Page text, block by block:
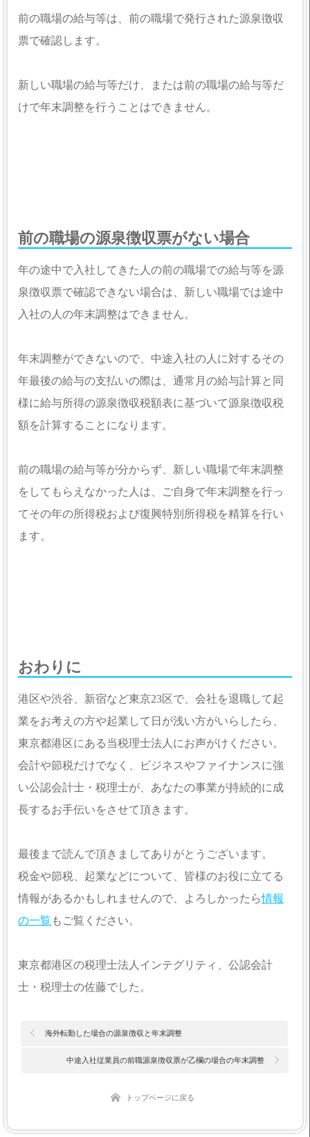
前の職場の給与等は、前の職場で発行された源泉徴収
票で確認します。
新しい職場の給与等だけ、または前の職場の給与等だ
けで年末調整を行うことはできません。
前の職場の源泉徴収票がない場合
年の途中で入社してきた人の前の職場での給与等を源
泉徴収票で確認できない場合は、新しい職場では途中
入社の人の年末調整はできません。
年末調整ができないので、中途入社の人に対するその
年最後の給与の支払いの際は、通常月の給与計算と同
様に給与所得の源泉徴収税額表に基づいて源泉徴収税
額を計算することになります。
前の職場の給与等が分からず、新しい職場で年末調整
をしてもらえなかった人は、ご自身で年末調整を行っ
てその年の所得税および復興特別所得税を精算を行い
ます。
おわりに
港区や渋谷、新宿など東京23区で、会社を退職して起
業をお考えの方や起業して日が浅い方がいらしたら、
東京都港区にある当税理士法人にお声がけください。
会計や節税だけでなく、ビジネスやファイナンスに強
い公認会計士・税理士が、あなたの事業が持続的に成
長するお手伝いをさせて頂きます。
最後まで読んで頂きましてありがとうございます。
税金や節税、起業などについて、皆様のお役に立てる
情報があるかもしれませんので、よろしかったら情報
の一覧 もご覧ください。
東京都港区の税理士法人インテグリティ、公認会計
士・税理士の佐藤でした。
海外転勤した場合の源泉徴収と年末調整
中途入社従業員の前職源泉徴収票が乙欄の場合の年末調整
トップページに戻る